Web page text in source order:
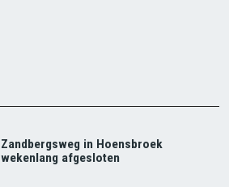
Zandbergsweg in Hoensbroek
wekenlang afgesloten